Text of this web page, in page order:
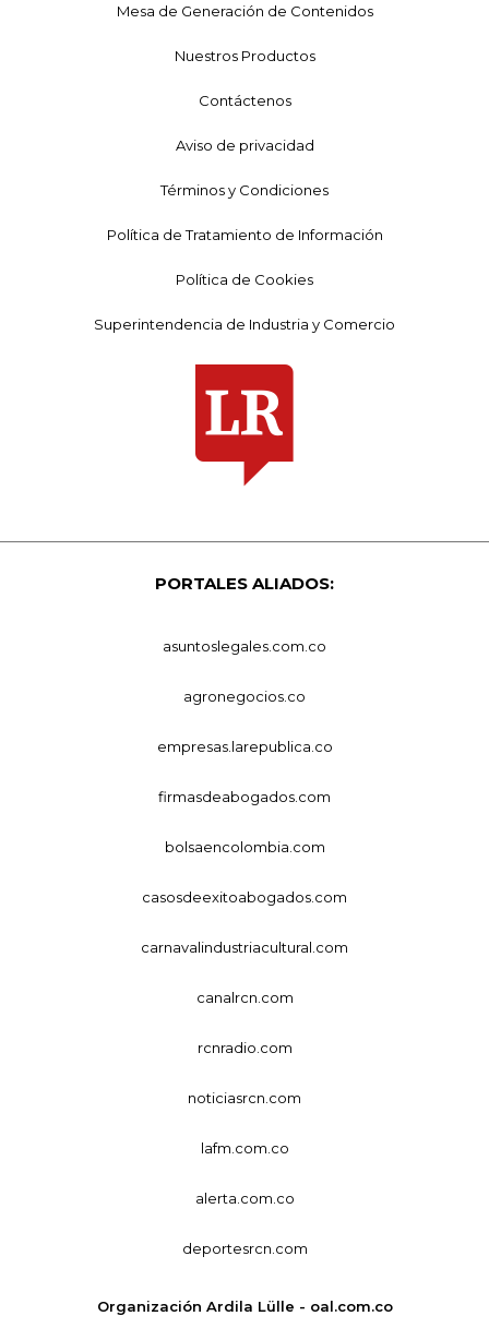
Mesa de Generación de Contenidos
Nuestros Productos
Contáctenos
Aviso de privacidad
Términos y Condiciones
Política de Tratamiento de Información
Política de Cookies
Superintendencia de Industria y Comercio
PORTALES ALIADOS:
asuntoslegales.com.co
agronegocios.co
empresas.larepublica.co
firmasdeabogados.com
bolsaencolombia.com
casosdeexitoabogados.com
carnavalindustriacultural.com
canalrcn.com
rcnradio.com
noticiasrcn.com
lafm.com.co
alerta.com.co
deportesrcn.com
Organización Ardila Lülle - oal.com.co